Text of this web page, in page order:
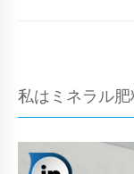
私はミネラル